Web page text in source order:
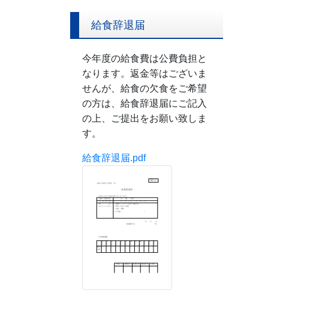
給食辞退届
今年度の給食費は公費負担と
なります。返金等はございま
せんが、給食の欠食をご希望
の方は、給食辞退届にご記入
の上、ご提出をお願い致しま
す。
給食辞退届.pdf